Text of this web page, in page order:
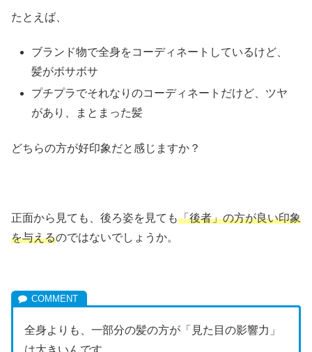
たとえば、
ブランド物で全身をコーディネートしているけど、
髪がボサボサ
プチプラでそれなりのコーディネートだけど、ツヤ
があり、まとまった髪
どちらの方が好印象だと感じますか？
正面から見ても、後ろ姿を見ても「後者」の方が良い印象
を与えるのではないでしょうか。
全身よりも、一部分の髪の方が「見た目の影響力」
は大きいんです。